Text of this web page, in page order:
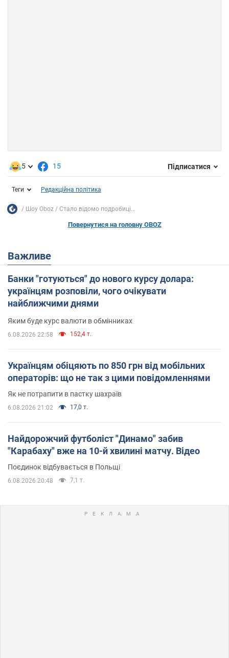
5 15 Підписатися
Теги Редакційна політика
Шоу Oboz Стало відомо подробиці...
Повернутися на головну OBOZ
Важливе
Банки "готуються" до нового курсу долара:
українцям розповіли, чого очікувати
найближчими днями
Яким буде курс валюти в обмінниках
6.08.2026 22:58 152,4 т.
Українцям обіцяють по 850 грн від мобільних
операторів: що не так з цими повідомленнями
Як не потрапити в пастку шахраїв
6.08.2026 21:02 17,0 т.
Найдорожчий футболіст "Динамо" забив
"Карабаху" вже на 10-й хвилині матчу. Відео
Поєдинок відбувається в Польщі
6.08.2026 20:48 7,1 т.